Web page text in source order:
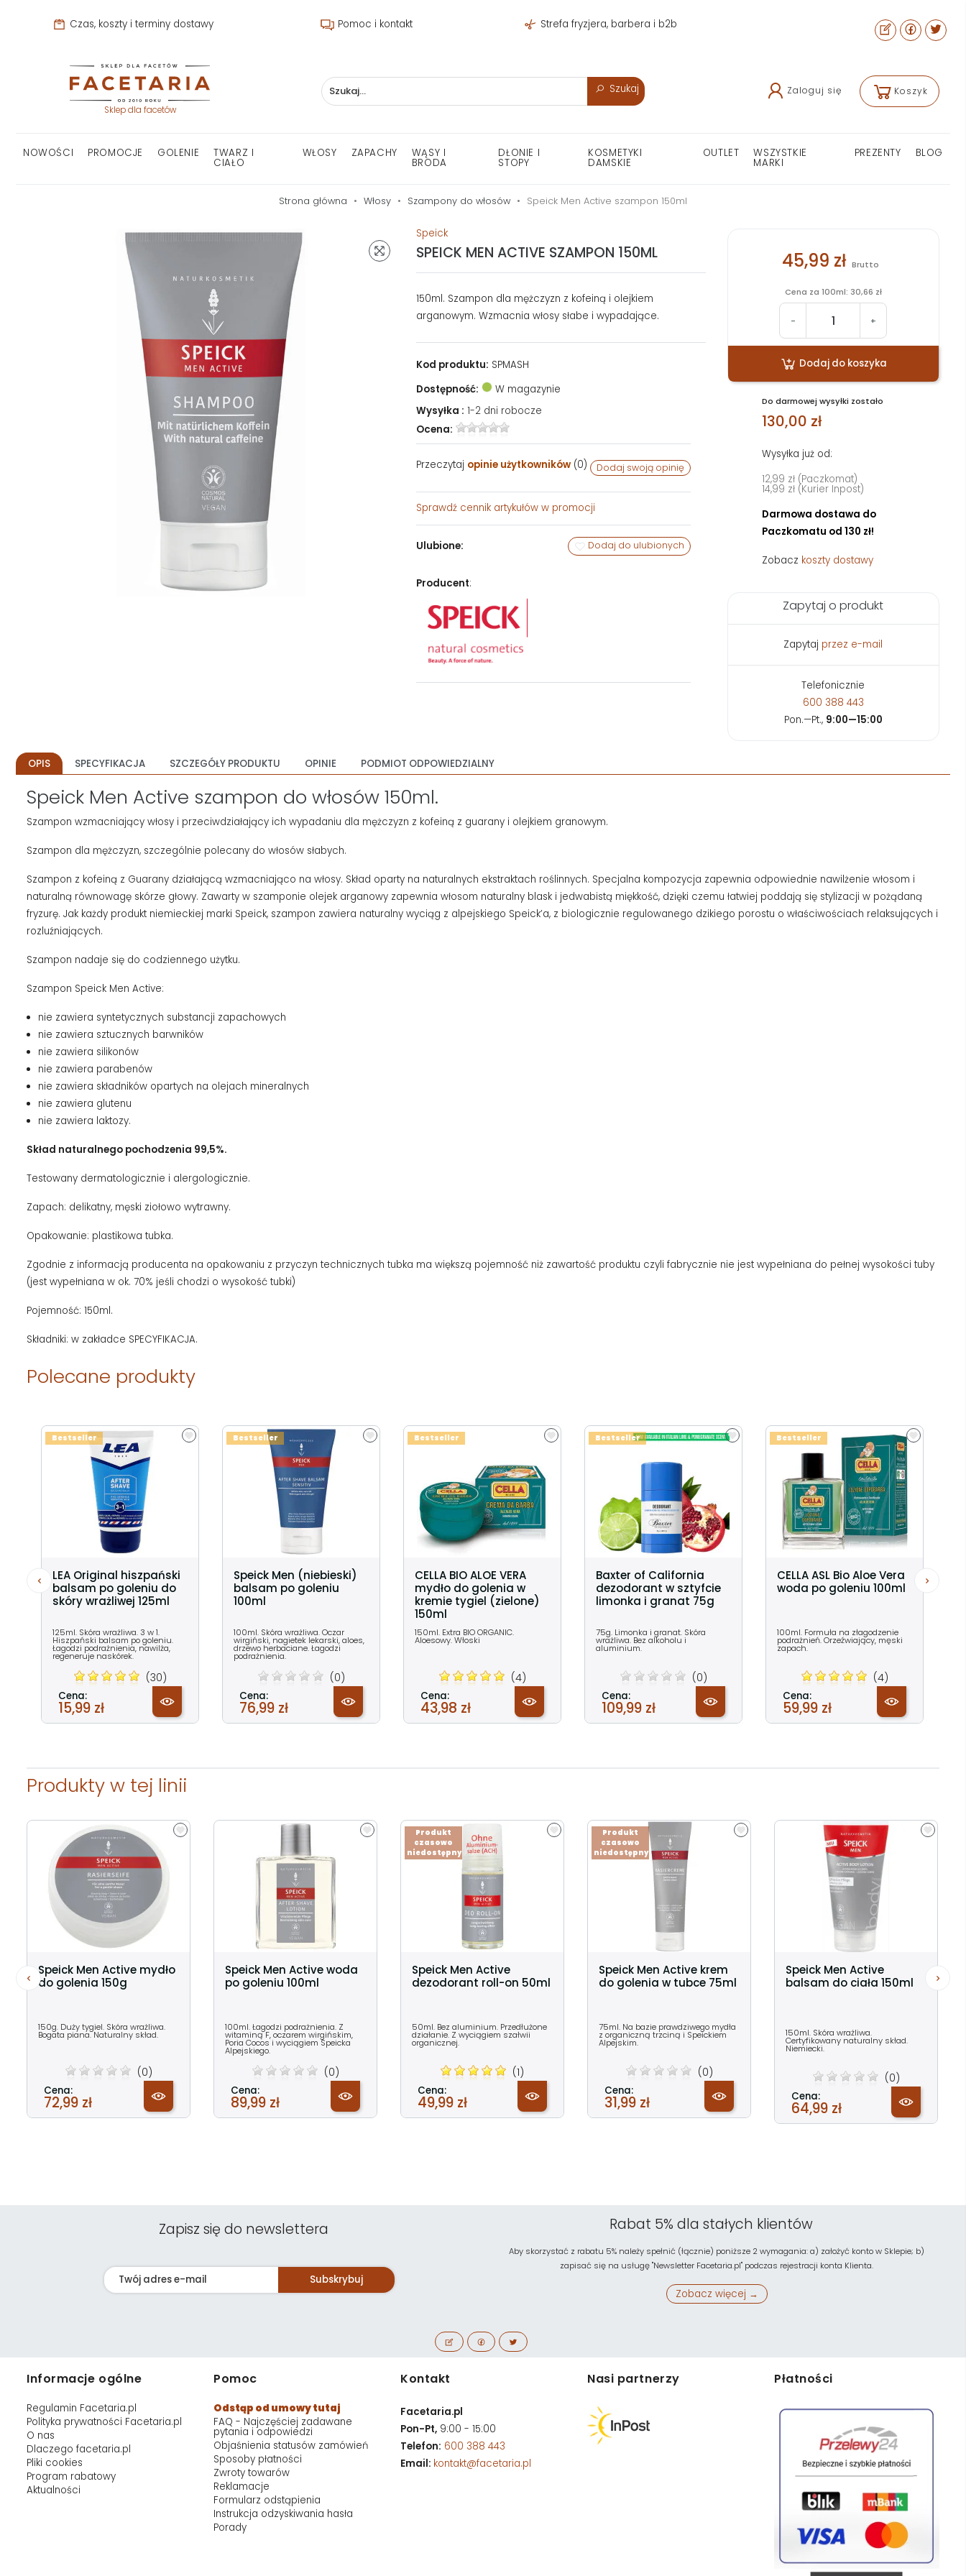
Czas, koszty i terminy dostawy Pomoc i kontakt Strefa fryzjera, barbera i b2b
Sklep dla facetów
Szukaj Zaloguj się Koszyk
NOWOŚCI PROMOCJE GOLENIE TWARZ I
CIAŁO
WŁOSY ZAPACHY WĄSY I
BRODA
DŁONIE I
STOPY
KOSMETYKI
DAMSKIE
OUTLET WSZYSTKIE
MARKI
PREZENTY BLOG
Strona główna Włosy Szampony do włosów Speick Men Active szampon 150ml
Speick
SPEICK MEN ACTIVE SZAMPON 150ML
150ml. Szampon dla mężczyzn z kofeiną i olejkiem
arganowym. Wzmacnia włosy słabe i wypadające.
Kod produktu: SPMASH
Dostępność:
W magazynie
Wysyłka : 1-2 dni robocze
Ocena:
Przeczytaj opinie użytkowników(0) Dodaj swoją opinię
Sprawdź cennik artykułów w promocji
Ulubione: Dodaj do ulubionych
Producent:
45,99 zł Brutto
Cena za 100ml: 30,66 zł
- +
Dodaj do koszyka
Do darmowej wysyłki zostało
130,00 zł
Wysyłka już od:
12,99 zł (Paczkomat)
14,99 zł (Kurier Inpost)
Darmowa dostawa do
Paczkomatu od 130 zł!
Zobacz koszty dostawy
Zapytaj o produkt
Zapytaj przez e-mail
Telefonicznie
600 388 443
Pon.—Pt., 9:00—15:00
OPIS SPECYFIKACJA SZCZEGÓŁY PRODUKTU OPINIE PODMIOT ODPOWIEDZIALNY
Speick Men Active szampon do włosów 150ml.
Szampon wzmacniający włosy i przeciwdziałający ich wypadaniu dla mężczyzn z kofeiną z guarany i olejkiem granowym.
Szampon dla mężczyzn, szczególnie polecany do włosów słabych.
Szampon z kofeiną z Guarany działającą wzmacniająco na włosy. Skład oparty na naturalnych ekstraktach roślinnych. Specjalna kompozycja zapewnia odpowiednie nawilżenie włosom i
naturalną równowagę skórze głowy. Zawarty w szamponie olejek arganowy zapewnia włosom naturalny blask i jedwabistą miękkość, dzięki czemu łatwiej poddają się stylizacji w pożądaną
fryzurę. Jak każdy produkt niemieckiej marki Speick, szampon zawiera naturalny wyciąg z alpejskiego Speick’a, z biologicznie regulowanego dzikiego porostu o właściwościach relaksujących i
rozluźniających.
Szampon nadaje się do codziennego użytku.
Szampon Speick Men Active:
nie zawiera syntetycznych substancji zapachowych
nie zawiera sztucznych barwników
nie zawiera silikonów
nie zawiera parabenów
nie zawiera składników opartych na olejach mineralnych
nie zawiera glutenu
nie zawiera laktozy.
Skład naturalnego pochodzenia 99,5%.
Testowany dermatologicznie i alergologicznie.
Zapach: delikatny, męski ziołowo wytrawny.
Opakowanie: plastikowa tubka.
Zgodnie z informacją producenta na opakowaniu z przyczyn technicznych tubka ma większą pojemność niż zawartość produktu czyli fabrycznie nie jest wypełniana do pełnej wysokości tuby
(jest wypełniana w ok. 70% jeśli chodzi o wysokość tubki)
Pojemność: 150ml.
Składniki: w zakładce SPECYFIKACJA.
Polecane produkty
LEA Original hiszpański
balsam po goleniu do
skóry wrażliwej 125ml
125ml. Skóra wrażliwa. 3 w 1.
Hiszpański balsam po goleniu.
Łagodzi podrażnienia, nawilża,
regeneruje naskórek.
(30)
Cena:
15,99 zł
Bestseller
Speick Men (niebieski)
balsam po goleniu
100ml
100ml. Skóra wrażliwa. Oczar
wirgiński, nagietek lekarski, aloes,
drzewo herbaciane. Łagodzi
podrażnienia.
(0)
Cena:
76,99 zł
Bestseller
CELLA BIO ALOE VERA
mydło do golenia w
kremie tygiel (zielone)
150ml
150ml. Extra BIO ORGANIC.
Aloesowy. Włoski
(4)
Cena:
43,98 zł
Bestseller
Baxter of California
dezodorant w sztyfcie
limonka i granat 75g
75g. Limonka i granat. Skóra
wrażliwa. Bez alkoholu i
aluminium.
(0)
Cena:
109,99 zł
Bestseller
CELLA ASL Bio Aloe Vera
woda po goleniu 100ml
100ml. Formuła na złagodzenie
podrażnień. Orzeźwiający, męski
zapach.
(4)
Cena:
59,99 zł
Bestseller
Produkty w tej linii
Speick Men Active mydło
do golenia 150g
150g. Duży tygiel. Skóra wrażliwa.
Bogata piana. Naturalny skład.
(0)
Cena:
72,99 zł
Speick Men Active woda
po goleniu 100ml
100ml. Łagodzi podrażnienia. Z
witaminą F, oczarem wirgińskim,
Poria Cocos i wyciągiem Speicka
Alpejskiego.
(0)
Cena:
89,99 zł
Speick Men Active
dezodorant roll-on 50ml
50ml. Bez aluminium. Przedłużone
działanie. Z wyciągiem szałwii
organicznej.
(1)
Cena:
49,99 zł
Produkt
czasowo
niedostępny
Speick Men Active krem
do golenia w tubce 75ml
75ml. Na bazie prawdziwego mydła
z organiczną trzciną i Speickiem
Alpejskim.
(0)
Cena:
31,99 zł
Produkt
czasowo
niedostępny
Speick Men Active
balsam do ciała 150ml
150ml. Skóra wrażliwa.
Certyfikowany naturalny skład.
Niemiecki.
(0)
Cena:
64,99 zł
Zapisz się do newslettera
Subskrybuj
Rabat 5% dla stałych klientów
Aby skorzystać z rabatu 5% należy spełnić (łącznie) poniższe 2 wymagania: a) założyć konto w Sklepie; b)
zapisać się na usługę "Newsletter Facetaria.pl" podczas rejestracji konta Klienta.
Zobacz więcej →
Informacje ogólne
Regulamin Facetaria.pl
Polityka prywatności Facetaria.pl
O nas
Dlaczego facetaria.pl
Pliki cookies
Program rabatowy
Aktualności
Pomoc
Odstąp od umowy tutaj
FAQ - Najczęściej zadawane
pytania i odpowiedzi
Objaśnienia statusów zamówień
Sposoby płatności
Zwroty towarów
Reklamacje
Formularz odstąpienia
Instrukcja odzyskiwania hasła
Porady
Kontakt
Facetaria.pl
Pon-Pt, 9:00 - 15:00
Telefon: 600 388 443
Email: kontakt@facetaria.pl
Nasi partnerzy Płatności